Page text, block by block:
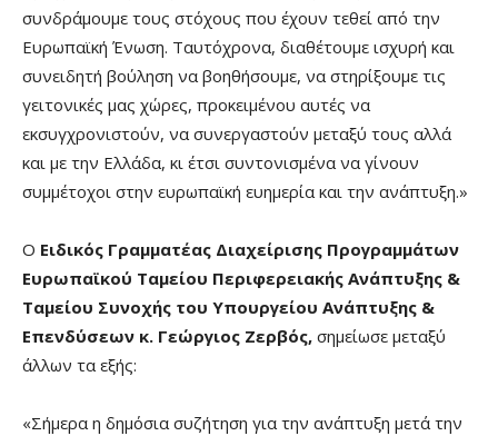
συνδράμουμε τους στόχους που έχουν τεθεί από την
Ευρωπαϊκή Ένωση. Ταυτόχρονα, διαθέτουμε ισχυρή και
συνειδητή βούληση να βοηθήσουμε, να στηρίξουμε τις
γειτονικές μας χώρες, προκειμένου αυτές να
εκσυγχρονιστούν, να συνεργαστούν μεταξύ τους αλλά
και με την Ελλάδα, κι έτσι συντονισμένα να γίνουν
συμμέτοχοι στην ευρωπαϊκή ευημερία και την ανάπτυξη.»
Ο Ειδικός Γραμματέας Διαχείρισης Προγραμμάτων
Ευρωπαϊκού Ταμείου Περιφερειακής Ανάπτυξης &
Ταμείου Συνοχής του Υπουργείου Ανάπτυξης &
Επενδύσεων κ. Γεώργιος Ζερβός, σημείωσε μεταξύ
άλλων τα εξής:
«Σήμερα η δημόσια συζήτηση για την ανάπτυξη μετά την